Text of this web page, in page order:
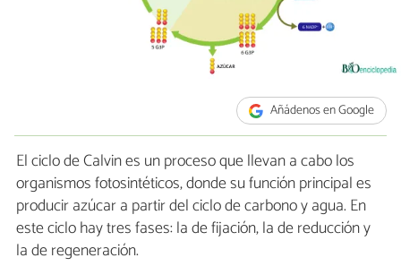
Añádenos en Google
El ciclo de Calvin es un proceso que llevan a cabo los
organismos fotosintéticos, donde su función principal es
producir azúcar a partir del ciclo de carbono y agua. En
este ciclo hay tres fases: la de fijación, la de reducción y
la de regeneración.